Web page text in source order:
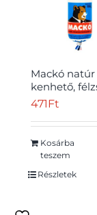
Mackó natúr
kenhető,
ömlesztett
471Ft
Kosárba
teszem
Részletek